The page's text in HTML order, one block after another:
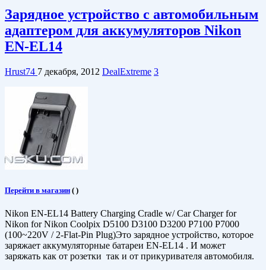
Зарядное устройство с автомобильным
адаптером для аккумуляторов Nikon
EN-EL14
Hrust74 7 декабря, 2012 DealExtreme 3
Перейти в магазин ( )
Nikon EN-EL14 Battery Charging Cradle w/ Car Charger for
Nikon for Nikon Coolpix D5100 D3100 D3200 P7100 P7000
(100~220V / 2-Flat-Pin Plug)Это зарядное устройство, которое
заряжает аккумуляторные батареи EN-EL14 . И может
заряжать как от розетки так и от прикуривателя автомобиля.